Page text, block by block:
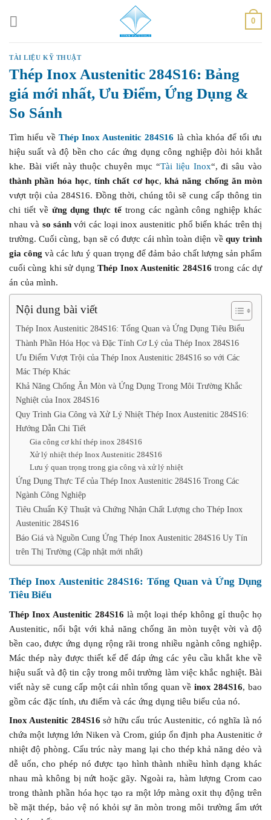
0
TÀI LIỆU KỸ THUẬT
Thép Inox Austenitic 284S16: Bảng
giá mới nhất, Ưu Điểm, Ứng Dụng &
So Sánh
Tìm hiểu vềThép Inox Austenitic 284S16 là chìa khóa để tối ưu
hiệu suất và độ bền cho các ứng dụng công nghiệp đòi hỏi khắt
khe. Bài viết này thuộc chuyên mục “Tài liệu Inox“, đi sâu vào
thành phần hóa học, tính chất cơ học, khả năng chống ăn mòn
vượt trội của 284S16. Đồng thời, chúng tôi sẽ cung cấp thông tin
chi tiết về ứng dụng thực tếtrong các ngành công nghiệp khác
nhau và so sánhvới các loại inox austenitic phổ biến khác trên thị
trường. Cuối cùng, bạn sẽ có được cái nhìn toàn diện về quy trình
gia công và các lưu ý quan trọng để đảm bảo chất lượng sản phẩm
cuối cùng khi sử dụngThép Inox Austenitic 284S16 trong các dự
án của mình.
Nội dung bài viết
Thép Inox Austenitic 284S16: Tổng Quan và Ứng Dụng Tiêu Biểu
Thành Phần Hóa Học và Đặc Tính Cơ Lý của Thép Inox 284S16
Ưu Điểm Vượt Trội của Thép Inox Austenitic 284S16 so với Các
Mác Thép Khác
Khả Năng Chống Ăn Mòn và Ứng Dụng Trong Môi Trường Khắc
Nghiệt của Inox 284S16
Quy Trình Gia Công và Xử Lý Nhiệt Thép Inox Austenitic 284S16:
Hướng Dẫn Chi Tiết
Gia công cơ khí thép inox 284S16
Xử lý nhiệt thép Inox Austenitic 284S16
Lưu ý quan trọng trong gia công và xử lý nhiệt
Ứng Dụng Thực Tế của Thép Inox Austenitic 284S16 Trong Các
Ngành Công Nghiệp
Tiêu Chuẩn Kỹ Thuật và Chứng Nhận Chất Lượng cho Thép Inox
Austenitic 284S16
Báo Giá và Nguồn Cung Ứng Thép Inox Austenitic 284S16 Uy Tín
trên Thị Trường (Cập nhật mới nhất)
Thép Inox Austenitic 284S16: Tổng Quan và Ứng Dụng
Tiêu Biểu
Thép Inox Austenitic 284S16 là một loại thép không gỉ thuộc họ
Austenitic, nổi bật với khả năng chống ăn mòn tuyệt vời và độ
bền cao, được ứng dụng rộng rãi trong nhiều ngành công nghiệp.
Mác thép này được thiết kế để đáp ứng các yêu cầu khắt khe về
hiệu suất và độ tin cậy trong môi trường làm việc khắc nghiệt. Bài
viết này sẽ cung cấp một cái nhìn tổng quan về inox 284S16, bao
gồm các đặc tính, ưu điểm và các ứng dụng tiêu biểu của nó.
Inox Austenitic 284S16 sở hữu cấu trúc Austenitic, có nghĩa là nó
chứa một lượng lớn Niken và Crom, giúp ổn định pha Austenitic ở
nhiệt độ phòng. Cấu trúc này mang lại cho thép khả năng dẻo và
dễ uốn, cho phép nó được tạo hình thành nhiều hình dạng khác
nhau mà không bị nứt hoặc gãy. Ngoài ra, hàm lượng Crom cao
trong thành phần hóa học tạo ra một lớp màng oxit thụ động trên
bề mặt thép, bảo vệ nó khỏi sự ăn mòn trong môi trường ẩm ướt